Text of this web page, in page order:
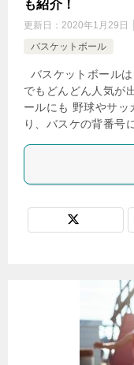
も紹介！
更新日： 2020年1月29日
バスケットボール
バスケットボール
でもどんどん人気が
ールにも 野球やサッ
り、バスケの背番号